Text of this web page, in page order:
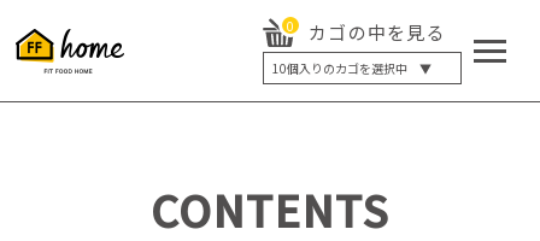
0 カゴの中を見る
10個入りのカゴを選択中 ▼
5個入り
20個入り
最大12%OFF
CONTENTS